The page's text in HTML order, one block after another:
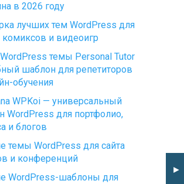
в 2026 году
лучших тем WordPress для
комиксов и видеоигр
темы Personal Tutor
шаблон для репетиторов
обучения
WPKoi — универсальный
WordPress для портфолио,
и блогов
темы WordPress для сайта
и конференций
WordPress-шаблоны для
►